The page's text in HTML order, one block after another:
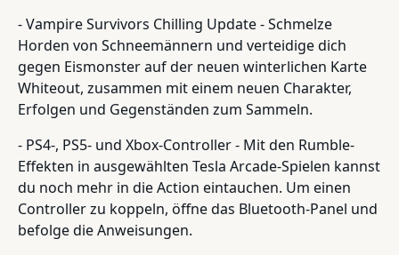
- Vampire Survivors Chilling Update - Schmelze
Horden von Schneemännern und verteidige dich
gegen Eismonster auf der neuen winterlichen Karte
Whiteout, zusammen mit einem neuen Charakter,
Erfolgen und Gegenständen zum Sammeln.
- PS4-, PS5- und Xbox-Controller - Mit den Rumble-
Effekten in ausgewählten Tesla Arcade-Spielen kannst
du noch mehr in die Action eintauchen. Um einen
Controller zu koppeln, öffne das Bluetooth-Panel und
befolge die Anweisungen.